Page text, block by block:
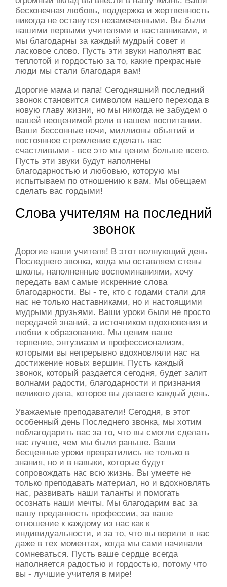
бесконечная любовь, поддержка и жертвенность
никогда не останутся незамеченными. Вы были
нашими первыми учителями и наставниками, и
мы благодарны за каждый мудрый совет и
ласковое слово. Пусть эти звуки наполнят вас
теплотой и гордостью за то, какие прекрасные
люди мы стали благодаря вам!
Дорогие мама и папа! Сегодняшний последний
звонок становится символом нашего перехода в
новую главу жизни, но мы никогда не забудем о
вашей неоценимой роли в нашем воспитании.
Ваши бессонные ночи, миллионы объятий и
постоянное стремление сделать нас
счастливыми - все это мы ценим больше всего.
Пусть эти звуки будут наполнены
благодарностью и любовью, которую мы
испытываем по отношению к вам. Мы обещаем
сделать вас гордыми!
Слова учителям на последний
звонок
Дорогие наши учителя! В этот волнующий день
Последнего звонка, когда мы оставляем стены
школы, наполненные воспоминаниями, хочу
передать вам самые искренние слова
благодарности. Вы - те, кто с годами стали для
нас не только наставниками, но и настоящими
мудрыми друзьями. Ваши уроки были не просто
передачей знаний, а источником вдохновения и
любви к образованию. Мы ценим ваше
терпение, энтузиазм и профессионализм,
которыми вы непрерывно вдохновляли нас на
достижение новых вершин. Пусть каждый
звонок, который раздается сегодня, будет залит
волнами радости, благодарности и признания
великого дела, которое вы делаете каждый день.
Уважаемые преподаватели! Сегодня, в этот
особенный день Последнего звонка, мы хотим
поблагодарить вас за то, что вы смогли сделать
нас лучше, чем мы были раньше. Ваши
бесценные уроки превратились не только в
знания, но и в навыки, которые будут
сопровождать нас всю жизнь. Вы умеете не
только преподавать материал, но и вдохновлять
нас, развивать наши таланты и помогать
осознать наши мечты. Мы благодарим вас за
вашу преданность профессии, за ваше
отношение к каждому из нас как к
индивидуальности, и за то, что вы верили в нас
даже в тех моментах, когда мы сами начинали
сомневаться. Пусть ваше сердце всегда
наполняется радостью и гордостью, потому что
вы - лучшие учителя в мире!